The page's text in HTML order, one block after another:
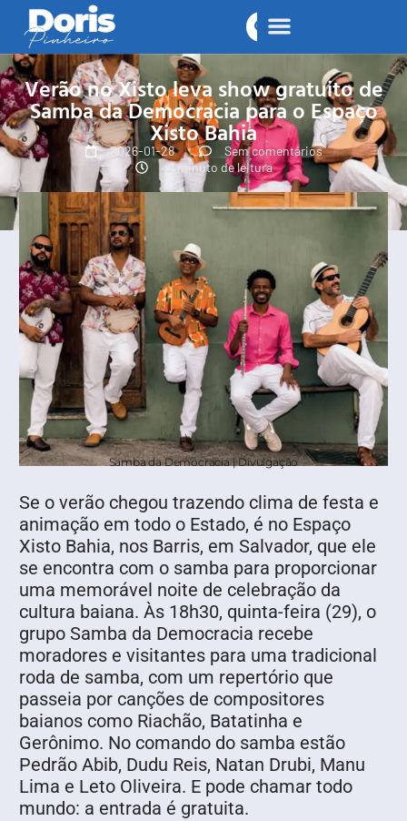
Verão no Xisto leva show gratuito de
Samba da Democracia para o Espaço
Xisto Bahia
2026-01-28
Sem comentários
< 1 minuto de leitura
Samba da Democracia | Divulgação
Se o verão chegou trazendo clima de festa e
animação em todo o Estado, é no Espaço
Xisto Bahia, nos Barris, em Salvador, que ele
se encontra com o samba para proporcionar
uma memorável noite de celebração da
cultura baiana. Às 18h30, quinta-feira (29), o
grupo Samba da Democracia recebe
moradores e visitantes para uma tradicional
roda de samba, com um repertório que
passeia por canções de compositores
baianos como Riachão, Batatinha e
Gerônimo. No comando do samba estão
Pedrão Abib, Dudu Reis, Natan Drubi, Manu
Lima e Leto Oliveira. E pode chamar todo
mundo: a entrada é gratuita.